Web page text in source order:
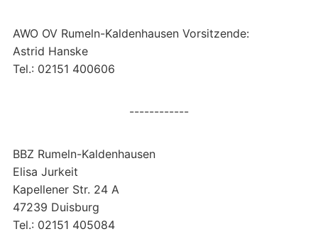
AWO OV Rumeln-Kaldenhausen Vorsitzende:
Astrid Hanske
Tel.: 02151 400606
------------
BBZ Rumeln-Kaldenhausen
Elisa Jurkeit
Kapellener Str. 24 A
47239 Duisburg
Tel.: 02151 405084